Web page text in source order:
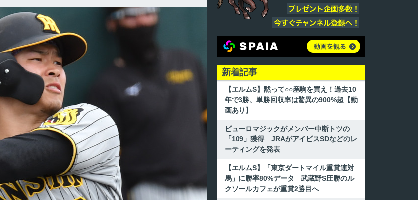
新着記事
【エルムS】黙って○○産駒を買え！過去10
年で3勝、単勝回収率は驚異の900%超【動
画あり】
ピューロマジックがメンバー中断トツの
「109」獲得 JRAがアイビスSDなどのレ
ーティングを発表
【エルムS】「東京ダートマイル重賞連対
馬」に勝率80%データ 武蔵野S圧勝のル
クソールカフェが重賞2勝目へ